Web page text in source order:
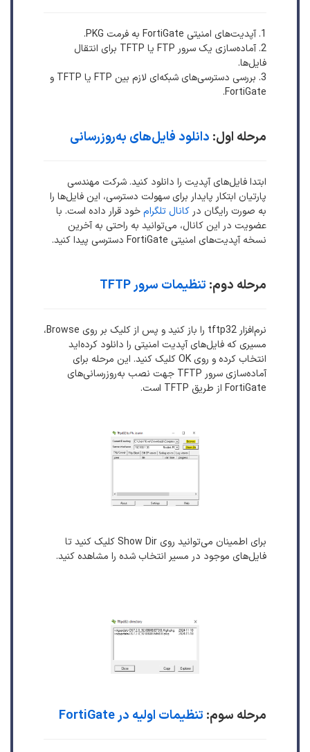
1. آپدیت‌های امنیتی FortiGate به فرمت PKG.
2. آماده‌سازی یک سرور FTP یا TFTP برای انتقال
فایل‌ها.
3. بررسی دسترسی‌های شبکه‌ای لازم بین FTP یا TFTP و
FortiGate.
مرحله اول: دانلود فایل‌های به‌روزرسانی
ابتدا فایل‌های آپدیت را دانلود کنید. شرکت مهندسی
پارتیان ابتکار پایدار برای سهولت دسترسی، این فایل‌ها را
به صورت رایگان درکانال تلگرامخود قرار داده است. با
عضویت در این کانال، می‌توانید به راحتی به آخرین
نسخه آپدیت‌های امنیتی FortiGate دسترسی پیدا کنید.
مرحله دوم: تنظیمات سرور TFTP
نرم‌افزار tftp32 را باز کنید و پس از کلیک بر روی Browse،
مسیری که فایل‌های آپدیت امنیتی را دانلود کرده‌اید
انتخاب کرده و روی OK کلیک کنید. این مرحله برای
آماده‌سازی سرور TFTP جهت نصب به‌روزرسانی‌های
FortiGate از طریق TFTP است.
برای اطمینان می‌توانید روی Show Dir کلیک کنید تا
فایل‌های موجود در مسیر انتخاب شده را مشاهده کنید.
مرحله سوم: تنظیمات اولیه در FortiGate